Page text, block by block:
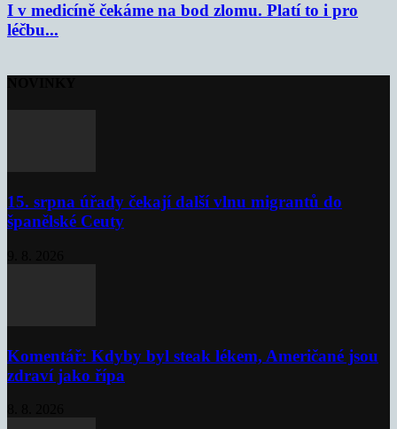
I v medicíně čekáme na bod zlomu. Platí to i pro
léčbu...
15. srpna úřady čekají další vlnu migrantů do
španělské Ceuty
Komentář: Kdyby byl steak lékem, Američané jsou
zdraví jako řípa